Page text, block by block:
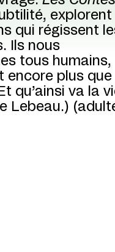
explorent
qui régissent
Ils nous
tous humains,
encore plus que
qu’ainsi va la
Lebeau.)